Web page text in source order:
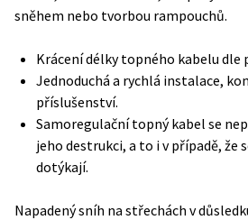
sněhem nebo tvorbou rampouchů.
Krácení délky topného kabelu dle
Jednoduchá a rychlá instalace,
příslušenství.
Samoregulační topný kabel se
jeho destrukci, a to i v případě, že
dotýkají.
Napadený sníh na střechách v